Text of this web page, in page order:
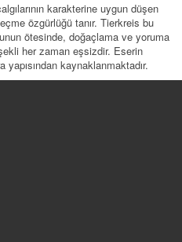
karakterine uygun düşen
özgürlüğü tanır. Tierkreis bu
ötesinde, doğaçlama ve yoruma
her zaman eşsizdir. Eserin
yapısından kaynaklanmaktadır.